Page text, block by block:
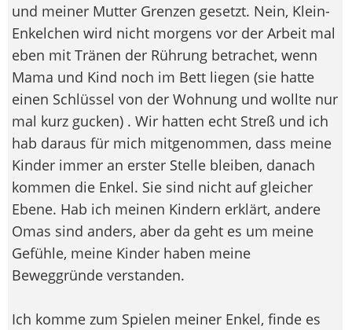
und meiner Mutter Grenzen gesetzt. Nein, Klein-
Enkelchen wird nicht morgens vor der Arbeit mal
eben mit Tränen der Rührung betrachet, wenn
Mama und Kind noch im Bett liegen (sie hatte
einen Schlüssel von der Wohnung und wollte nur
mal kurz gucken) . Wir hatten echt Streß und ich
hab daraus für mich mitgenommen, dass meine
Kinder immer an erster Stelle bleiben, danach
kommen die Enkel. Sie sind nicht auf gleicher
Ebene. Hab ich meinen Kindern erklärt, andere
Omas sind anders, aber da geht es um meine
Gefühle, meine Kinder haben meine
Beweggründe verstanden.
Ich komme zum Spielen meiner Enkel, finde es